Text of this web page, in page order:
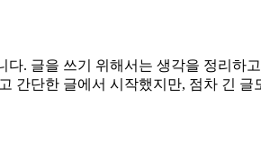
. 글을 쓰기 위해서는 생각을 정리하
간단한 글에서 시작했지만, 점차 긴